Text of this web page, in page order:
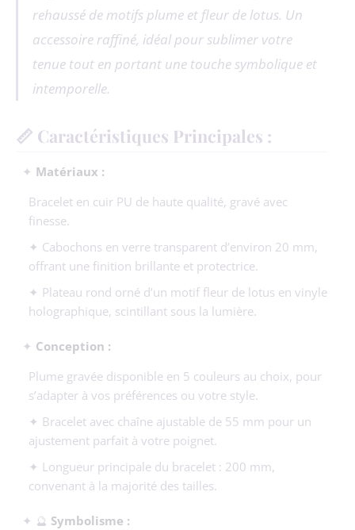
rehaussé de motifs plume et fleur de lotus. Un
accessoire raffiné, idéal pour sublimer votre
tenue tout en portant une touche symbolique et
intemporelle.
📏 Caractéristiques Principales :
✦ Matériaux :
Bracelet en cuir PU de haute qualité, gravé avec
finesse.
✦ Cabochons en verre transparent d’environ 20 mm,
offrant une finition brillante et protectrice.
✦ Plateau rond orné d’un motif fleur de lotus en vinyle
holographique, scintillant sous la lumière.
✦ Conception :
Plume gravée disponible en 5 couleurs au choix, pour
s’adapter à vos préférences ou votre style.
✦ Bracelet avec chaîne ajustable de 55 mm pour un
ajustement parfait à votre poignet.
✦ Longueur principale du bracelet : 200 mm,
convenant à la majorité des tailles.
✦ 🔮 Symbolisme :